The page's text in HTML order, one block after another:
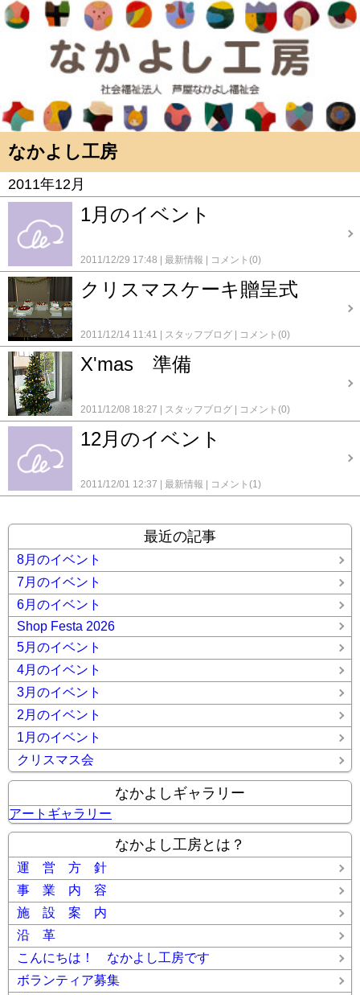
なかよし工房
2011年12月
1月のイベント
2011/12/29 17:48 最新情報 コメント(0)
クリスマスケーキ贈呈式
2011/12/14 11:41 スタッフブログ コメント(0)
X'mas 準備
2011/12/08 18:27 スタッフブログ コメント(0)
12月のイベント
2011/12/01 12:37 最新情報 コメント(1)
最近の記事
8月のイベント
7月のイベント
6月のイベント
Shop Festa 2026
5月のイベント
4月のイベント
3月のイベント
2月のイベント
1月のイベント
クリスマス会
なかよしギャラリー
アートギャラリー
なかよし工房とは？
運 営 方 針
事 業 内 容
施 設 案 内
沿 革
こんにちは！ なかよし工房です
ボランティア募集